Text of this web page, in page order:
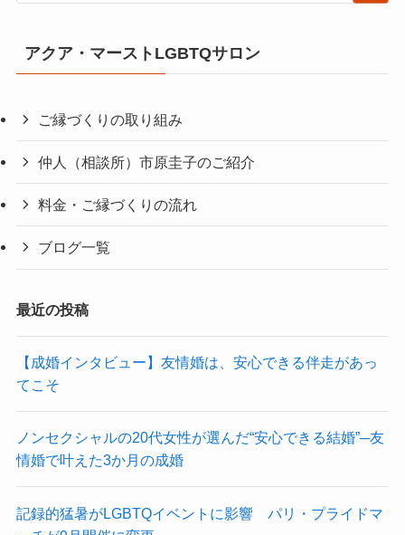
アクア・マーストLGBTQサロン
ご縁づくりの取り組み
仲人（相談所）市原圭子のご紹介
料金・ご縁づくりの流れ
ブログ一覧
最近の投稿
【成婚インタビュー】友情婚は、安心できる伴走があっ
てこそ
ノンセクシャルの20代女性が選んだ“安心できる結婚”─友
情婚で叶えた3か月の成婚
記録的猛暑がLGBTQイベントに影響 パリ・プライドマ